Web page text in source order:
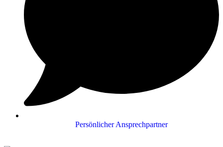
Persönlicher Ansprechpartner